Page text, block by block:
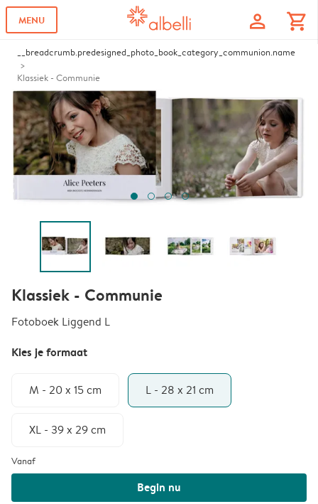
MENU profile shopping_cart
__breadcrumb.predesigned_photo_book_category_communion.name
Klassiek - Communie
Klassiek - Communie
Fotoboek Liggend L
Kies je formaat
M - 20 x 15 cm L - 28 x 21 cm
XL - 39 x 29 cm
Vanaf
Begin nu